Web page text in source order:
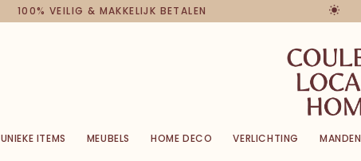
100% VEILIG & MAKKELIJK BETALEN
UNIEKE ITEMS MEUBELS HOME DECO VERLICHTING MANDEN